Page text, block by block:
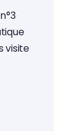
visite